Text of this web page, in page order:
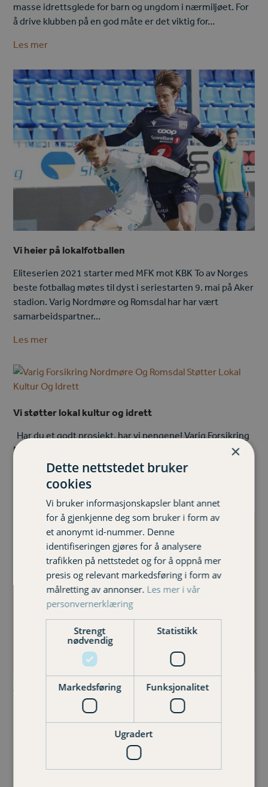
masse idrettsglede for barn og ungdom i nærmiljøet. For
å drive klubben på en god måte er det viktig for…
Les mer
Vi heier på lokalfotballen
Eliteserien 2021 starter med MFK mot KBK To av Norges
beste fotballag møtes til dyst i seriestarten 9. mai på Aker
stadion. Varig Nordmøre og Romsdal har har vært
samarbeidspartner…
Les mer
Vi støtter lokal kultur og idrett
Har du et godt prosjekt, har vi pengene! Varig Forsikring
Nordmøre og Romsdal er stolt over å ha vært det lokale
forsikrings- selskapet i 180 år. Det skal vi…
Les mer
Til deg som er kunde i Varig Forsikring Nordmøre og
Kjære Kunde. Gjensidige sender for tiden ut SMS og e-
post hvor de ber om din aksept til å flytte
brannforsikringen du har hos oss i Varig Forsikring
Nordmøre og Romsdal. Dette…
×
Dette nettstedet bruker
cookies
Vi bruker informasjonskapsler blant annet
for å gjenkjenne deg som bruker i form av
et anonymt id-nummer. Denne
identifiseringen gjøres for å analysere
trafikken på nettstedet og for å oppnå mer
presis og relevant markedsføring i form av
målretting av annonser. Les mer i vår
personvernerklæring
Strengt
nødvendig
Statistikk
Markedsføring Funksjonalitet
Ugradert